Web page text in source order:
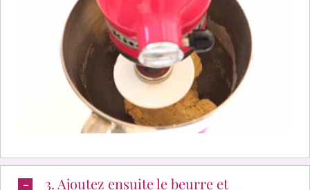
3. Ajoutez ensuite le beurre et